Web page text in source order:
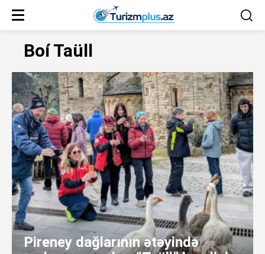
Boí Taüll
Pireney dağlarının ətəyində